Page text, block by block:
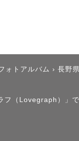
ォトアルバム › 長野
フ（Lovegraph）」